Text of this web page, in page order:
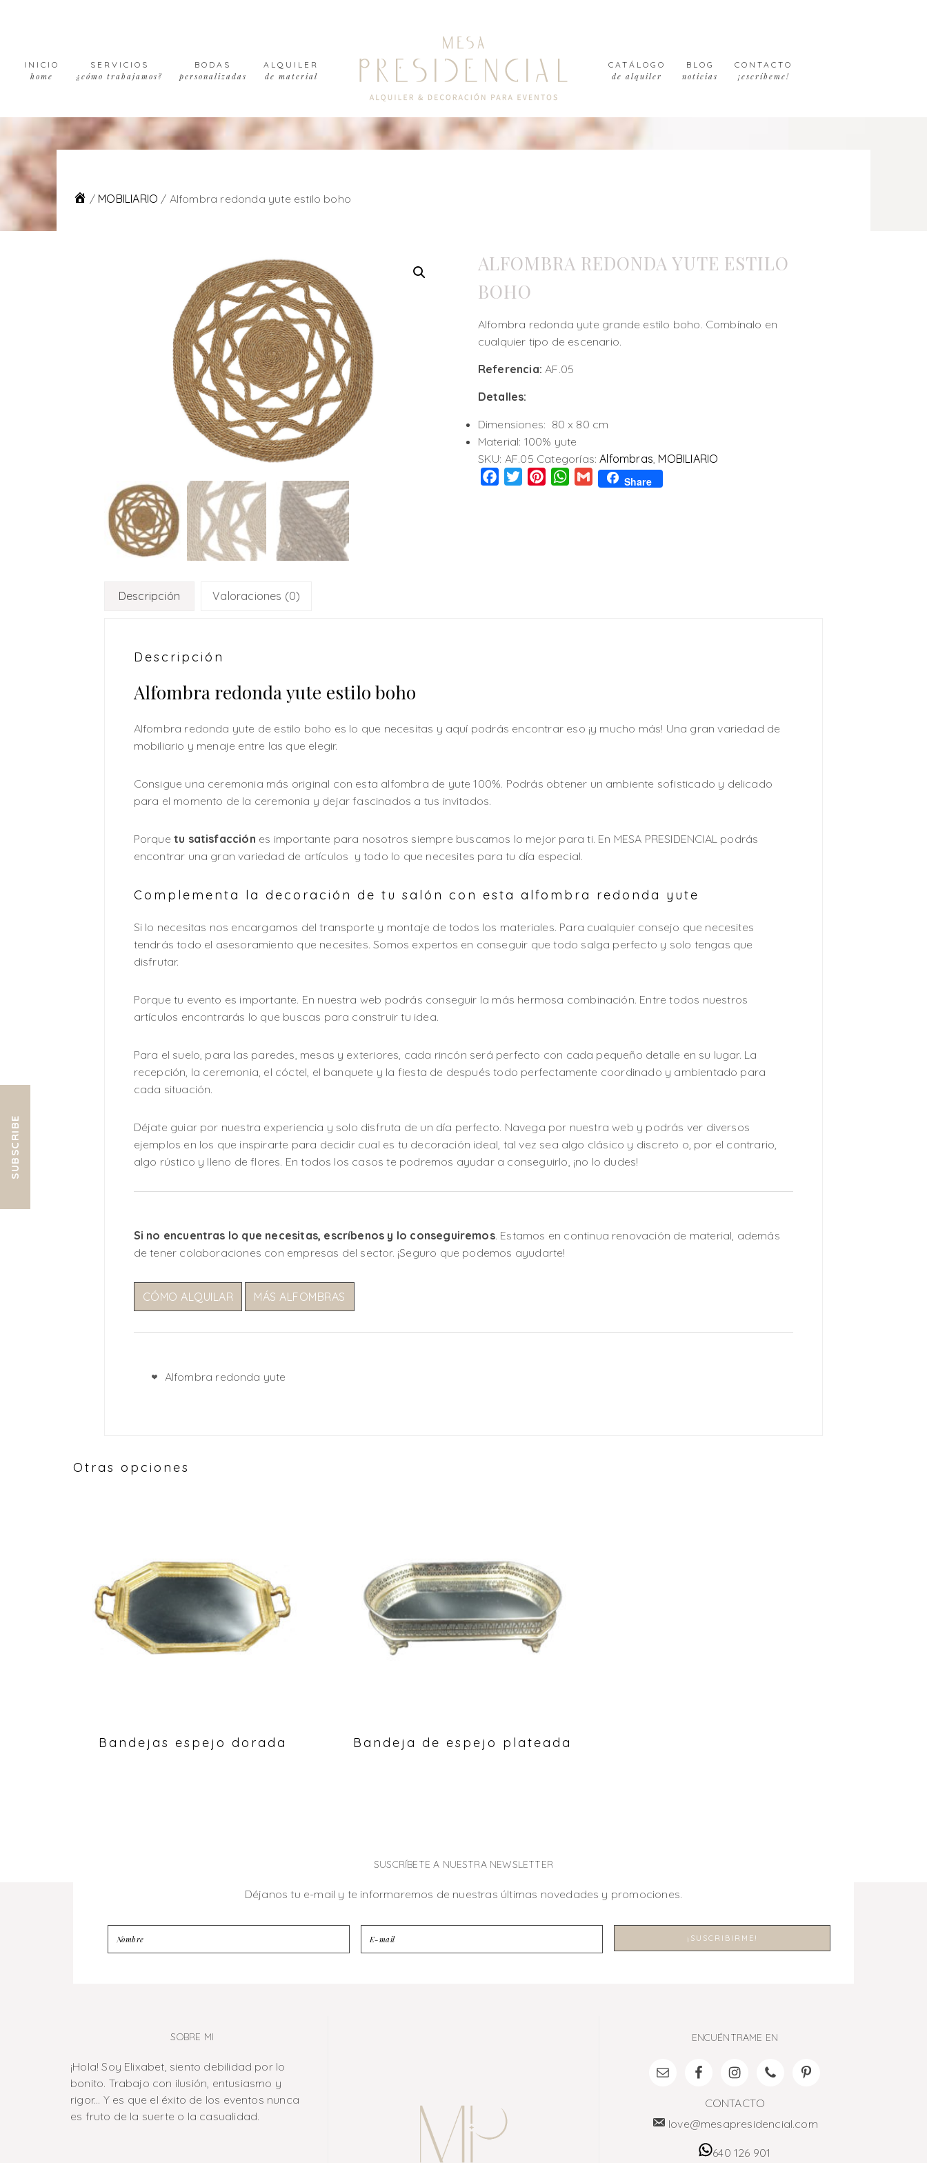
navigation
contentINICIO
home
SERVICIOS
¿cómo trabajamos?
BODAS
personalizadas
ALQUILER
de material
CATÁLOGO
de alquiler
BLOG
noticias
CONTACTO
¡escríbeme!
/ MOBILIARIO / Alfombra redonda yute estilo boho
ALFOMBRA REDONDA YUTE ESTILO
BOHO
Alfombra redonda yute grande estilo boho. Combínalo en
cualquier tipo de escenario.
Referencia: AF.05
Detalles:
Dimensiones: 80 x 80 cm
Material: 100% yute
SKU: AF.05 Categorías:Alfombras MOBILIARIO
Facebook
TwitterPinterestWhatsApp
Gmail Share
Descripción Valoraciones (0)
Descripción
Alfombra redonda yute estilo boho
Alfombra redonda yute de estilo boho es lo que necesitas y aquí podrás encontrar eso ¡y mucho más! Una gran variedad de
mobiliario y menaje entre las que elegir.
Consigue una ceremonia más original con esta alfombra de yute 100%. Podrás obtener un ambiente sofisticado y delicado
para el momento de la ceremonia y dejar fascinados a tus invitados.
Porque tu satisfacción es importante para nosotros siempre buscamos lo mejor para ti. En MESA PRESIDENCIAL podrás
encontrar una gran variedad de artículos y todo lo que necesites para tu día especial.
Complementa la decoración de tu salón con esta alfombra redonda yute
Si lo necesitas nos encargamos del transporte y montaje de todos los materiales. Para cualquier consejo que necesites
tendrás todo el asesoramiento que necesites. Somos expertos en conseguir que todo salga perfecto y solo tengas que
disfrutar.
Porque tu evento es importante. En nuestra web podrás conseguir la más hermosa combinación. Entre todos nuestros
artículos encontrarás lo que buscas para construir tu idea.
Para el suelo, para las paredes, mesas y exteriores, cada rincón será perfecto con cada pequeño detalle en su lugar. La
recepción, la ceremonia, el cóctel, el banquete y la fiesta de después todo perfectamente coordinado y ambientado para
cada situación.
Déjate guiar por nuestra experiencia y solo disfruta de un día perfecto. Navega por nuestra web y podrás ver diversos
ejemplos en los que inspirarte para decidir cual es tu decoración ideal, tal vez sea algo clásico y discreto o, por el contrario,
algo rústico y lleno de flores. En todos los casos te podremos ayudar a conseguirlo, ¡no lo dudes!
Si no encuentras lo que necesitas, escríbenos y lo conseguiremos. Estamos en continua renovación de material, además
de tener colaboraciones con empresas del sector. ¡Seguro que podemos ayudarte!
CÓMO ALQUILAR MÁS ALFOMBRAS
Alfombra redonda yute
Otras opciones
Bandejas espejo dorada Bandeja de espejo plateada
SUSCRÍBETE A NUESTRA NEWSLETTER
Déjanos tu e-mail y te informaremos de nuestras últimas novedades y promociones.
SOBRE MI
¡Hola! Soy Elixabet, siento debilidad por lo
bonito. Trabajo con ilusión, entusiasmo y
rigor... Y es que el éxito de los eventos nunca
es fruto de la suerte o la casualidad.
ENCUÉNTRAME EN
CONTACTO
love@mesapresidencial.com
640 126 901
SUBSCRIBE